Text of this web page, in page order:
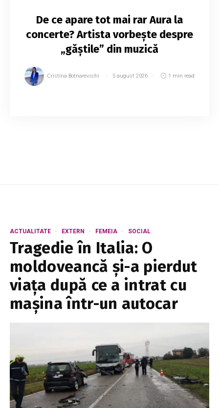
De ce apare tot mai rar Aura la
concerte? Artista vorbește despre
„găștile” din muzică
Cristina Botnarevschi 5 august 2026 1 min read
ACTUALITATE EXTERN FEMEIA SOCIAL
Tragedie în Italia: O
moldoveancă și-a pierdut
viața după ce a intrat cu
mașina într-un autocar